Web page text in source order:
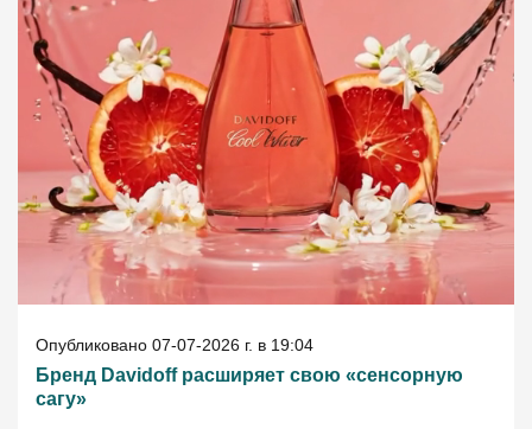
Опубликовано 07-07-2026 г. в 19:04
Бренд Davidoff расширяет свою «сенсорную
сагу»